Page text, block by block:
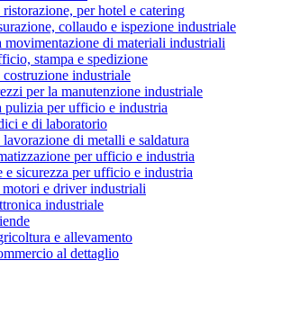
per hotel e catering
collaudo e ispezione industriale
movimentazione di materiali industriali
stampa e spedizione
industriale
per la manutenzione industriale
pulizia per ufficio e industria
e di laboratorio
di metalli e saldatura
per ufficio e industria
e sicurezza per ufficio e industria
e driver industriali
industriale
e allevamento
al dettaglio